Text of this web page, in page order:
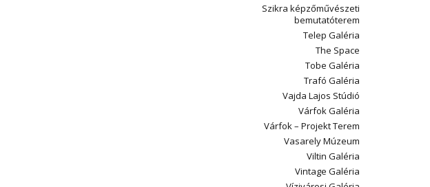
Szikra képzőművészeti
bemutatóterem
Telep Galéria
The Space
Tobe Galéria
Trafó Galéria
Vajda Lajos Stúdió
Várfok Galéria
Várfok – Projekt Terem
Vasarely Múzeum
Viltin Galéria
Vintage Galéria